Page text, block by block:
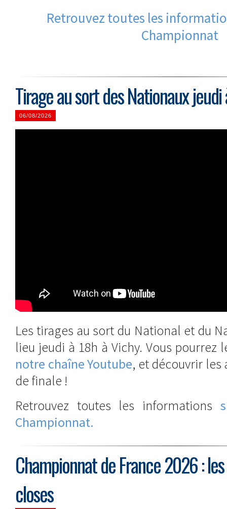
Retrouvez toutes les
Championnat
Tirage au sort des Nationaux
06/08/2026
Les tirages au sort du National et du
lieu jeudi à 18h à Vichy. Vous
notre chaîne Youtube, et découvrir les
de finale !
Retrouvez toutes les informations
Championnat.
Championnat de France 2026 :
closes